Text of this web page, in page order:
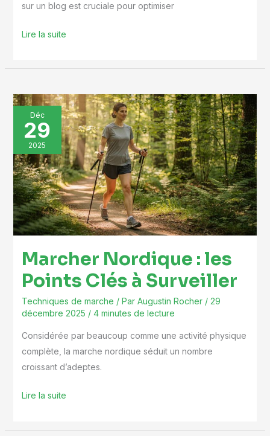
sur un blog est cruciale pour optimiser
Lire la suite
Déc
29
2025
Marcher Nordique : les
Points Clés à Surveiller
Techniques de marche / Par Augustin Rocher / 29
décembre 2025 / 4 minutes de lecture
Considérée par beaucoup comme une activité physique
complète, la marche nordique séduit un nombre
croissant d’adeptes.
Marcher
Nordique
les
Points
Clés
à
Surveiller
Lire la suite